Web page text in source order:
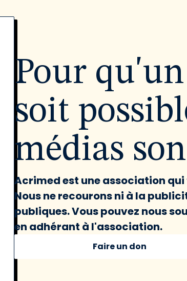
Pour
soit
médias
Acrimed est une association
Nous ne recourons ni à la
publiques. Vous pouvez nous
en adhérant à l'association.
Faire un don